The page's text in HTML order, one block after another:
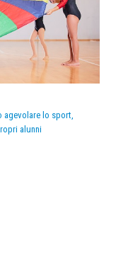
lo sport,
alunni